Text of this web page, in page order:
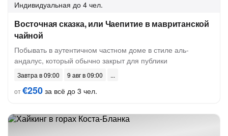
Индивидуальная до 4 чел.
Восточная сказка, или Чаепитие в мавританской
чайной
Побывать в аутентичном частном доме в стиле аль-
андалус, который обычно закрыт для публики
Завтра в 09:00
9 авг в 09:00
от€250 за всё до 3 чел.